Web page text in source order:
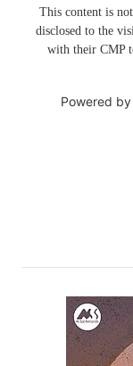
This content is
disclosed to the
with their CMP
Powered by